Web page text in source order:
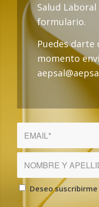
Salud
formulario.
Puedes darte
momento
Deseo
*